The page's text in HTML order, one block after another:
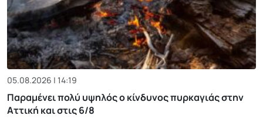
05.08.2026 | 14:19
Παραμένει πολύ υψηλός ο κίνδυνος πυρκαγιάς στην
Αττική και στις 6/8